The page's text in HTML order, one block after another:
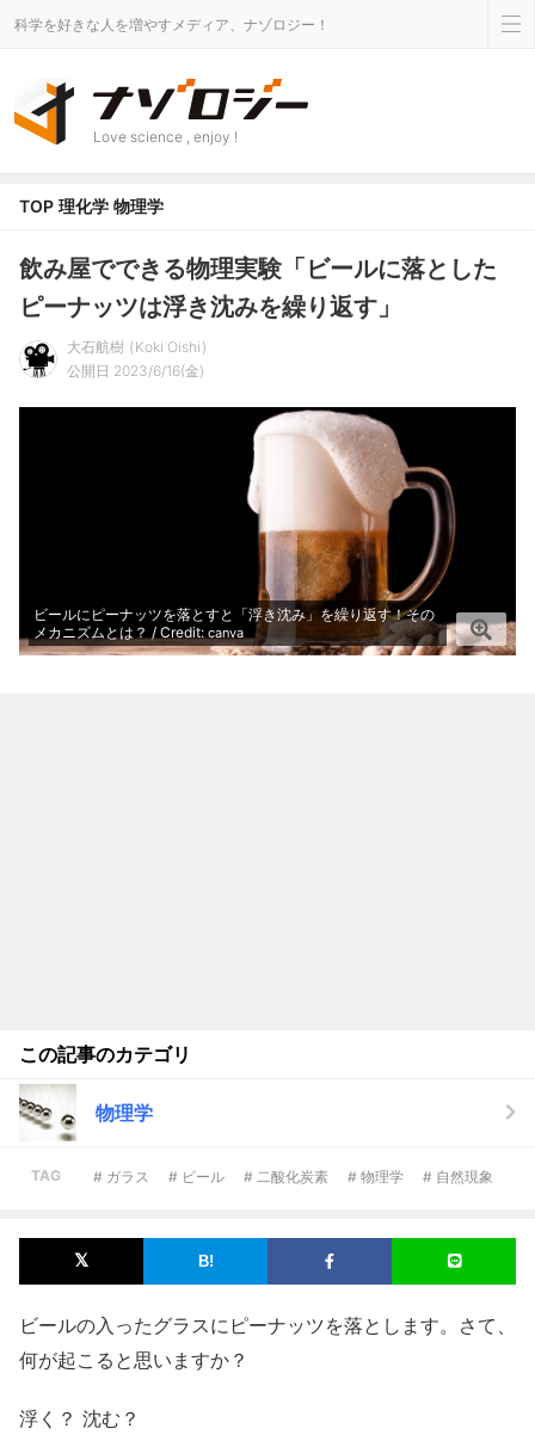
科学を好きな人を増やすメディア、ナゾロジー！
Love science , enjoy !
TOP 理化学 物理学
飲み屋でできる物理実験「ビールに落とした
ピーナッツは浮き沈みを繰り返す」
大石航樹
Koki Oishi
公開日 2023/6/16(金)
ビールにピーナッツを落とすと「浮き沈み」を繰り返す！その
メカニズムとは？ / Credit: canva
この記事のカテゴリ
物理学
TAG # ガラス # ビール # 二酸化炭素 # 物理学 # 自然現象
ビールの入ったグラスにピーナッツを落とします。さて、
何が起こると思いますか？
浮く？ 沈む？